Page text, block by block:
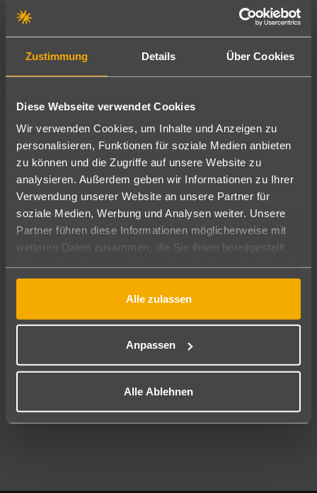
Zustimmung Details Über Cookies
Diese Webseite verwendet Cookies
Wir verwenden Cookies, um Inhalte und Anzeigen zu
personalisieren, Funktionen für soziale Medien anbieten
zu können und die Zugriffe auf unsere Website zu
analysieren. Außerdem geben wir Informationen zu Ihrer
Verwendung unserer Website an unsere Partner für
soziale Medien, Werbung und Analysen weiter. Unsere
Partner führen diese Informationen möglicherweise mit
weiteren Daten zusammen, die Sie ihnen bereitgestellt
gesammelt haben.
Alle zulassen
Anpassen
Alle Ablehnen
Hotelmerkmale
Bewertungen
Lage und Umgebung
Angebote filtern
Ändere die Kriterien nach deinen Wünschen
Pauschal Nur Hotel
Abflughafen
Reisezeitraum
10.08.26–08.08.27 7-21 Nächte
2 Erwachsene Keine Kinder